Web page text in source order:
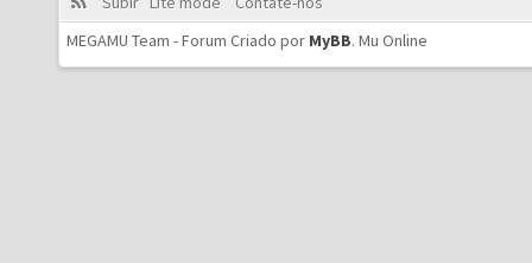
MEGAMU Team - Forum Criado por MyBB. Mu Online